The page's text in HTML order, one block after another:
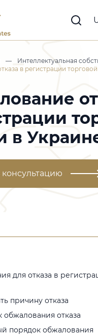
— Интеллектуальная
в регистрации
в
консультацию
для отказа в
причину отказа
обжалования отказа
порядок обжалования